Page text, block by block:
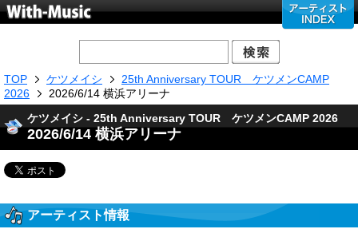
TOP ケツメイシ
25th Anniversary TOUR ケツメンCAMP
2026
2026/6/14 横浜アリーナ
ケツメイシ - 25th Anniversary TOUR ケツメンCAMP 2026
2026/6/14 横浜アリーナ
アーティスト情報